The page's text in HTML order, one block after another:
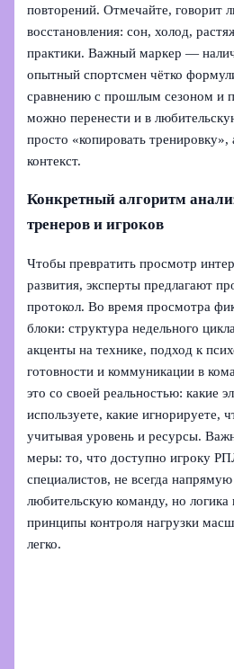
повторений. Отмечайте, говорит
восстановления: сон, холод,
практики. Важный маркер —
опытный спортсмен чётко
сравнению с прошлым сезоном и
можно перенести и в
просто «копировать
контекст.
Конкретный алгоритм
тренеров и игроков
Чтобы превратить просмотр
развития, эксперты предлагают
протокол. Во время просмотра
блоки: структура недельного
акценты на технике, подход к
готовности и коммуникации в
это со своей реальностью: какие
используете, какие игнорируете,
учитывая уровень и ресурсы.
меры: то, что доступно игроку
специалистов, не всегда
любительскую команду, но логика
принципы контроля нагрузки
легко.